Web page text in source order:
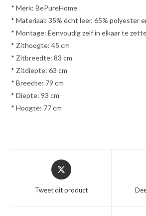
* Merk: BePureHome
* Materiaal: 35% écht leer, 65% polyester
* Montage: Eenvoudig zelf in elkaar te
* Zithoogte: 45 cm
* Zitbreedte: 83 cm
* Zitdiepte: 63 cm
* Breedte: 79 cm
* Diepte: 93 cm
* Hoogte: 77 cm
Opent
in
nieuw
Tweet dit product